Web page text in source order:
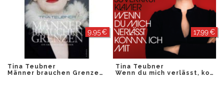
9,95 €
Tina Teubner
Männer brauchen Grenzen
17,99 €
Tina Teubner
Wenn du mich verlässt, komm ich mit